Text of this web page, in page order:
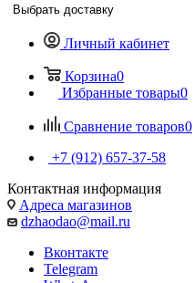
Выбрать доставку
Личный кабинет
Корзина0
Избранные товары0
Сравнение товаров0
+7 (912) 657-37-58
Контактная информация
Адреса магазинов
dzhaodao@mail.ru
Вконтакте
Telegram